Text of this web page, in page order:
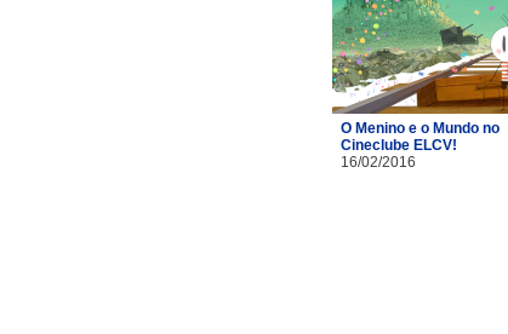
O Menino e o Mundo no
Cineclube ELCV!
16/02/2016